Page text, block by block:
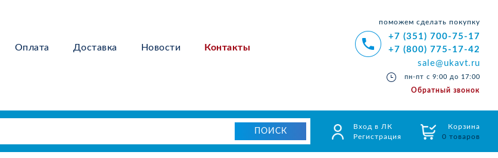
Оплата Доставка Новости Контакты
поможем сделать покупку
+7 (351) 700-75-17
+7 (800) 775-17-42
sale@ukavt.ru
пн-пт с 9:00 до 17:00
Обратный звонок
Вход в ЛК
Регистрация
Корзина
0 товаров